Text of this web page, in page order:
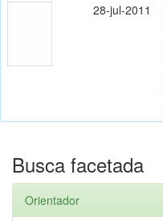
28-jul-2011
Busca facetada
Orientador